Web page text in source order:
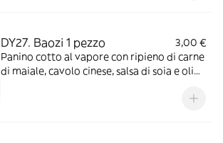
DY27. Baozi 1 pezzo
3,00 €
Panino cotto al vapore con ripieno di carne
di maiale, cavolo cinese, salsa di soia e olio